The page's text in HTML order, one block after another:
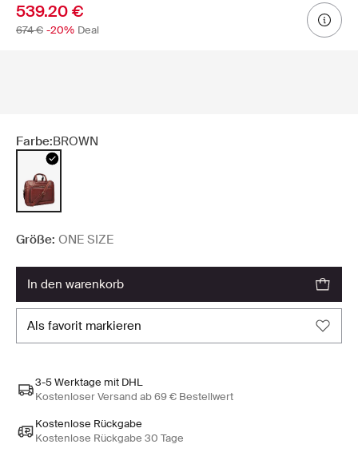
539.20 €
674 € -20% Deal
Farbe:BROWN
Größe: ONE SIZE
in den warenkorb
als favorit markieren
3-5 Werktage mit DHL
Kostenloser Versand ab 69 € Bestellwert
Kostenlose Rückgabe
Kostenlose Rückgabe 30 Tage